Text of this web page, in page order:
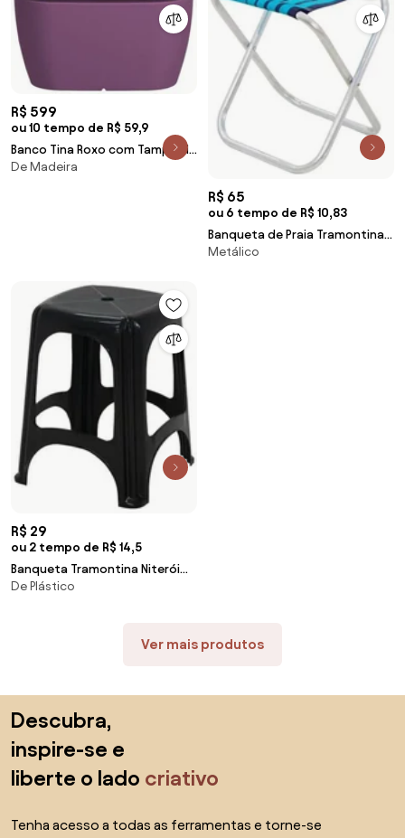
R$ 599
ou 10 tempo de R$ 59,9
Banco Tina Roxo com Tampo de
Madeira Tramontina 92773080
De Madeira
R$ 65
ou 6 tempo de R$ 10,83
Banqueta de Praia Tramontina
Fiji em Alumínio com Assento
Metálico
R$ 29
ou 2 tempo de R$ 14,5
Banqueta Tramontina Niterói
em Polipropileno Sustentável
De Plástico
Ver mais produtos
Descubra,
inspire-se e
liberte o lado criativo
Tenha acesso a todas as ferramentas e torne-se